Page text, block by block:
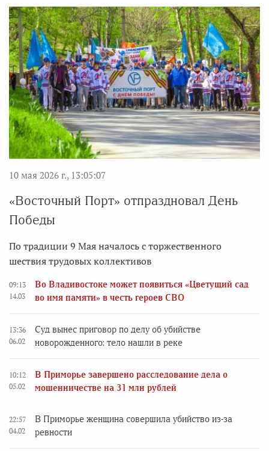
10 мая 2026 г., 13:05:07
«Восточный Порт» отпраздновал День
Победы
По традиции 9 Мая началось с торжественного
шествия трудовых коллективов
09:13
14.03
Во Владивостоке может появиться «Цветущий сад
во имя памяти» в честь героев СВО
13:36
06.02
Суд вынес приговор по делу об убийстве
новорожденного: тело нашли в реке
10:12
05.02
В Приморье завершено расследование дела о
мошенничестве на 31 млн рублей
22:57
04.02
В Приморье женщина совершила убийство из-за
ревности